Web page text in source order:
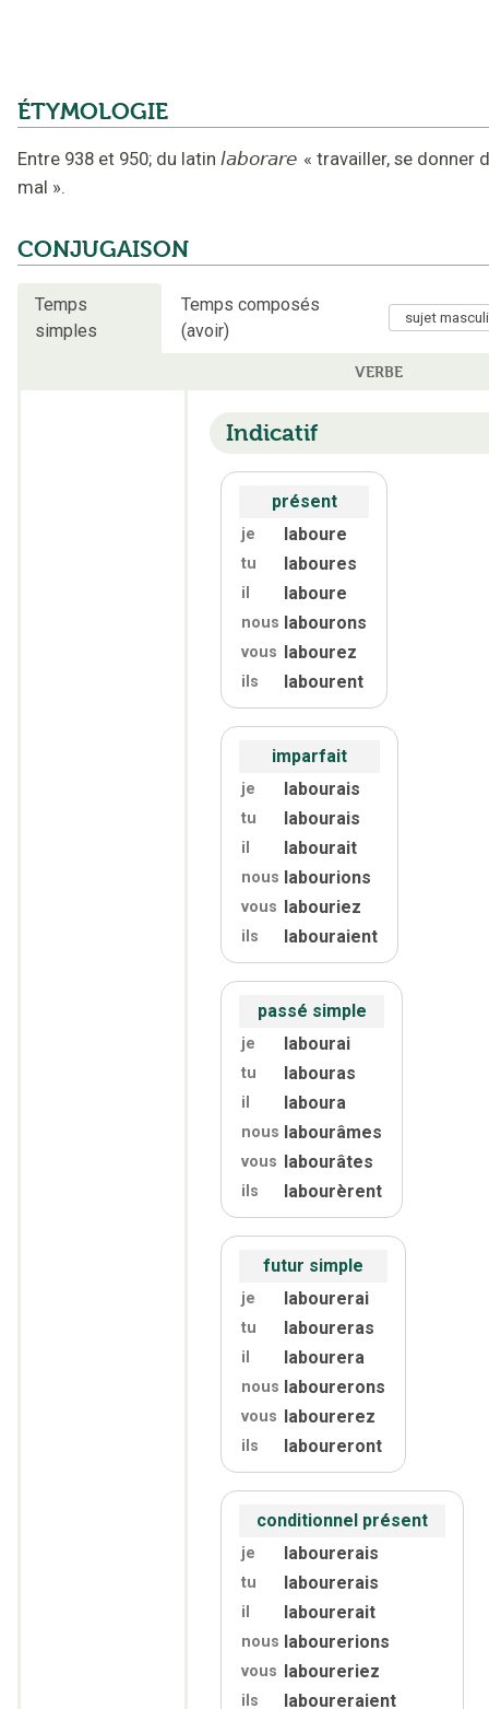
ÉTYMOLOGIE
Entre 938 et 950; du latin laborare « travailler, se donner
mal ».
CONJUGAISON
Temps
simples
Temps composés
(avoir)
VERBE
Indicatif
présent
je laboure
tu laboures
il laboure
nous labourons
vous labourez
ils labourent
imparfait
je labourais
tu labourais
il labourait
nous labourions
vous labouriez
ils labouraient
passé simple
je labourai
tu labouras
il laboura
nous labourâmes
vous labourâtes
ils labourèrent
futur simple
je labourerai
tu laboureras
il labourera
nous labourerons
vous labourerez
ils laboureront
conditionnel présent
je labourerais
tu labourerais
il labourerait
nous labourerions
vous laboureriez
ils laboureraient